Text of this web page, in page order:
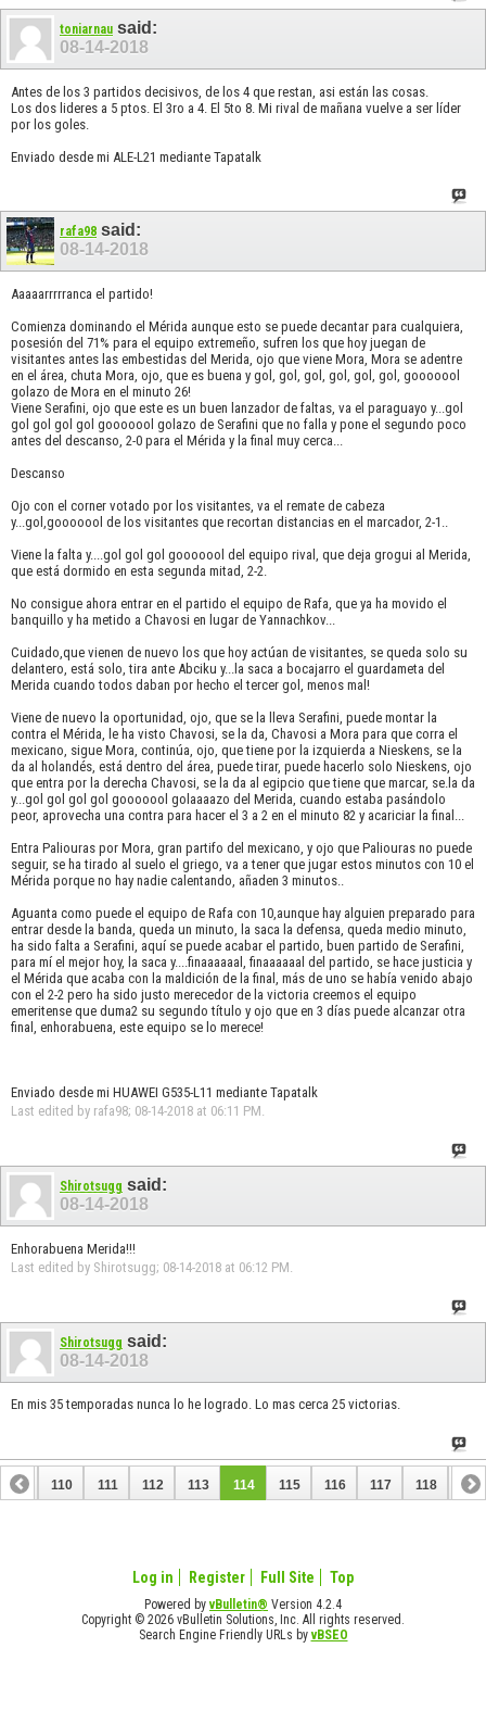
toniarnau said:
08-14-2018
Antes de los 3 partidos decisivos, de los 4 que restan, asi están las cosas.
Los dos lideres a 5 ptos. El 3ro a 4. El 5to 8. Mi rival de mañana vuelve a ser líder
por los goles.
Enviado desde mi ALE-L21 mediante Tapatalk
rafa98 said:
08-14-2018
Aaaaarrrrranca el partido!
Comienza dominando el Mérida aunque esto se puede decantar para cualquiera,
posesión del 71% para el equipo extremeño, sufren los que hoy juegan de
visitantes antes las embestidas del Merida, ojo que viene Mora, Mora se adentre
en el área, chuta Mora, ojo, que es buena y gol, gol, gol, gol, gol, gol, gooooool
golazo de Mora en el minuto 26!
Viene Serafini, ojo que este es un buen lanzador de faltas, va el paraguayo y...gol
gol gol gol gol gooooool golazo de Serafini que no falla y pone el segundo poco
antes del descanso, 2-0 para el Mérida y la final muy cerca...
Descanso
Ojo con el corner votado por los visitantes, va el remate de cabeza
y...gol,gooooool de los visitantes que recortan distancias en el marcador, 2-1..
Viene la falta y....gol gol gol gooooool del equipo rival, que deja grogui al Merida,
que está dormido en esta segunda mitad, 2-2.
No consigue ahora entrar en el partido el equipo de Rafa, que ya ha movido el
banquillo y ha metido a Chavosi en lugar de Yannachkov...
Cuidado,que vienen de nuevo los que hoy actúan de visitantes, se queda solo su
delantero, está solo, tira ante Abciku y...la saca a bocajarro el guardameta del
Merida cuando todos daban por hecho el tercer gol, menos mal!
Viene de nuevo la oportunidad, ojo, que se la lleva Serafini, puede montar la
contra el Mérida, le ha visto Chavosi, se la da, Chavosi a Mora para que corra el
mexicano, sigue Mora, continúa, ojo, que tiene por la izquierda a Nieskens, se la
da al holandés, está dentro del área, puede tirar, puede hacerlo solo Nieskens, ojo
que entra por la derecha Chavosi, se la da al egipcio que tiene que marcar, se.la da
y...gol gol gol gol gooooool golaaaazo del Merida, cuando estaba pasándolo
peor, aprovecha una contra para hacer el 3 a 2 en el minuto 82 y acariciar la final...
Entra Paliouras por Mora, gran partifo del mexicano, y ojo que Paliouras no puede
seguir, se ha tirado al suelo el griego, va a tener que jugar estos minutos con 10 el
Mérida porque no hay nadie calentando, añaden 3 minutos..
Aguanta como puede el equipo de Rafa con 10,aunque hay alguien preparado para
entrar desde la banda, queda un minuto, la saca la defensa, queda medio minuto,
ha sido falta a Serafini, aquí se puede acabar el partido, buen partido de Serafini,
para mí el mejor hoy, la saca y....finaaaaaal, finaaaaaal del partido, se hace justicia y
el Mérida que acaba con la maldición de la final, más de uno se había venido abajo
con el 2-2 pero ha sido justo merecedor de la victoria creemos el equipo
emeritense que duma2 su segundo título y ojo que en 3 días puede alcanzar otra
final, enhorabuena, este equipo se lo merece!
Enviado desde mi HUAWEI G535-L11 mediante Tapatalk
Last edited by rafa98; 08-14-2018 at 06:11 PM.
Shirotsugg said:
08-14-2018
Enhorabuena Merida!!!
Last edited by Shirotsugg; 08-14-2018 at 06:12 PM.
Shirotsugg said:
08-14-2018
En mis 35 temporadas nunca lo he logrado. Lo mas cerca 25 victorias.
109 110 111 112 113 114 115 116 117 118 119
Log in Register Full Site Top
Powered byvBulletin® Version 4.2.4
Copyright © 2026 vBulletin Solutions, Inc. All rights reserved.
Search Engine Friendly URLs byvBSEO